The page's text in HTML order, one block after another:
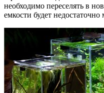
необходимо переселять в
емкости будет недостаточно